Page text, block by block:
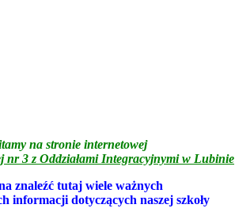
na stronie internetowej
nr 3 z Oddziałami Integracyjnymi w Lubinie
znaleźć tutaj wiele ważnych
informacji dotyczących naszej szkoły